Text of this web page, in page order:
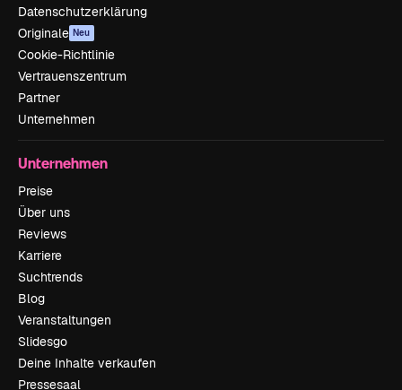
Datenschutzerklärung
Originale Neu
Cookie-Richtlinie
Vertrauenszentrum
Partner
Unternehmen
Unternehmen
Preise
Über uns
Reviews
Karriere
Suchtrends
Blog
Veranstaltungen
Slidesgo
Deine Inhalte verkaufen
Pressesaal